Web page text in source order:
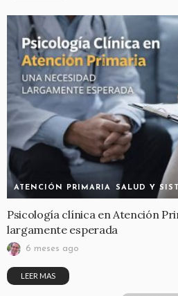
ATENCIÓN PRIMARIA SALUD Y
Psicología clínica en Atención
largamente esperada
6 meses ago
LEER MAS